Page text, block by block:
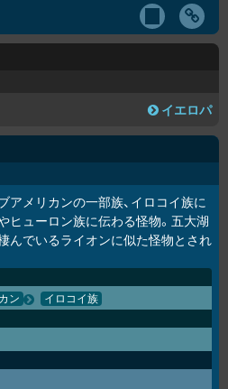
イエロパ
アメリカンの一部族、イロコイ族に
ヒューロン族に伝わる怪物。五大湖
んでいるライオンに似た怪物とされ
ン イロコイ族